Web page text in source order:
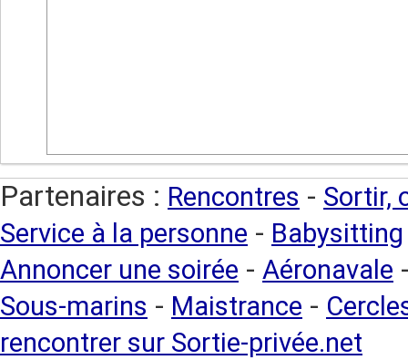
Partenaires : Rencontres - Sortir,
Service à la personne - Babysitting
Annoncer une soirée - Aéronavale
Sous-marins - Maistrance -
rencontrer sur Sortie-privée.net